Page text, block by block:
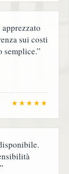
sui costi
semplice.”
★★★★★